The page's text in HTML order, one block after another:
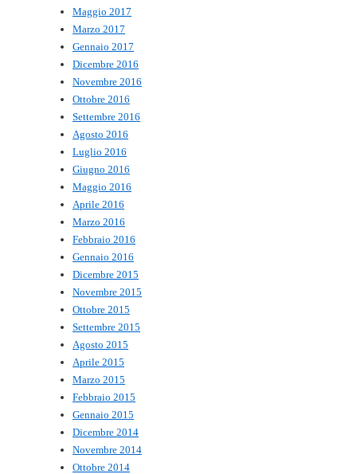
Maggio 2017
Marzo 2017
Gennaio 2017
Dicembre 2016
Novembre 2016
Ottobre 2016
Settembre 2016
Agosto 2016
Luglio 2016
Giugno 2016
Maggio 2016
Aprile 2016
Marzo 2016
Febbraio 2016
Gennaio 2016
Dicembre 2015
Novembre 2015
Ottobre 2015
Settembre 2015
Agosto 2015
Aprile 2015
Marzo 2015
Febbraio 2015
Gennaio 2015
Dicembre 2014
Novembre 2014
Ottobre 2014